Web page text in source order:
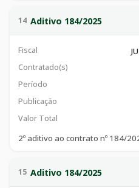
14 Aditivo 184/2025
Fiscal
Contratado(s)
Período
Publicação
Valor Total
2º aditivo ao contrato nº 184/
15 Aditivo 184/2025